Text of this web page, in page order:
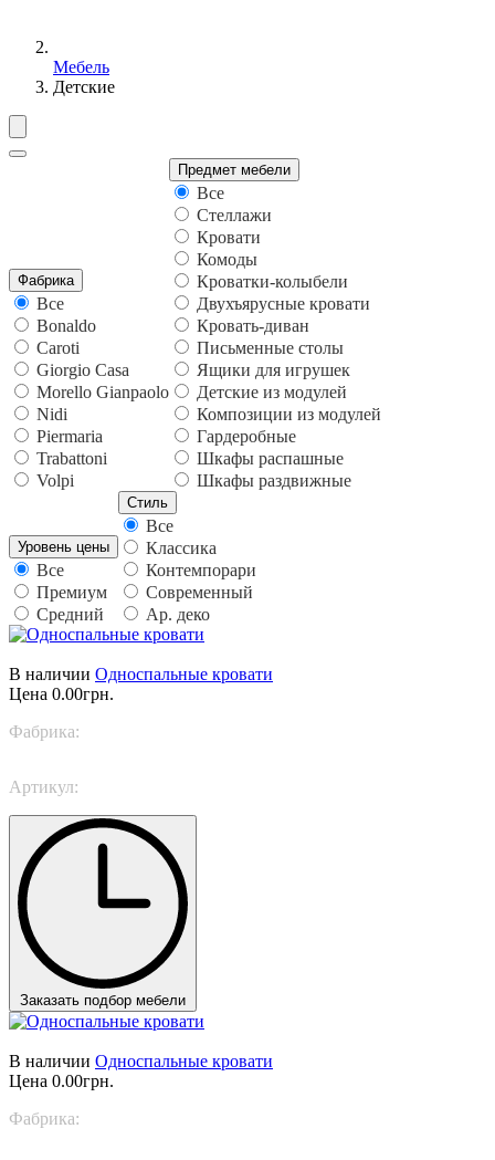
Мебель
Детские
Фабрика
Все
Bonaldo
Caroti
Giorgio Casa
Morello Gianpaolo
Nidi
Piermaria
Trabattoni
Volpi
Предмет мебели
Все
Стеллажи
Кровати
Комоды
Кроватки-колыбели
Двухъярусные кровати
Кровать-диван
Письменные столы
Ящики для игрушек
Детские из модулей
Композиции из модулей
Гардеробные
Шкафы распашные
Шкафы раздвижные
Уровень цены
Все
Премиум
Средний
Стиль
Все
Классика
Контемпорари
Современный
Ар. деко
В наличии Односпальные кровати
Цена 0.00грн.
Фабрика:
Артикул:
Заказать подбор мебели
В наличии Односпальные кровати
Цена 0.00грн.
Фабрика: